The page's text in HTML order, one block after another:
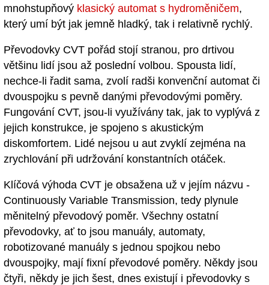
mnohstupňový klasický automat s hydroměničem,
který umí být jak jemně hladký, tak i relativně rychlý.
Převodovky CVT pořád stojí stranou, pro drtivou
většinu lidí jsou až poslední volbou. Spousta lidí,
nechce-li řadit sama, zvolí radši konvenční automat či
dvouspojku s pevně danými převodovými poměry.
Fungování CVT, jsou-li využívány tak, jak to vyplývá z
jejich konstrukce, je spojeno s akustickým
diskomfortem. Lidé nejsou u aut zvyklí zejména na
zrychlování při udržování konstantních otáček.
Klíčová výhoda CVT je obsažena už v jejím názvu -
Continuously Variable Transmission, tedy plynule
měnitelný převodový poměr. Všechny ostatní
převodovky, ať to jsou manuály, automaty,
robotizované manuály s jednou spojkou nebo
dvouspojky, mají fixní převodové poměry. Někdy jsou
čtyři, někdy je jich šest, dnes existují i převodovky s